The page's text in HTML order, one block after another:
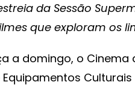
da Sessão
que exploram os
a domingo, o
Equipamentos